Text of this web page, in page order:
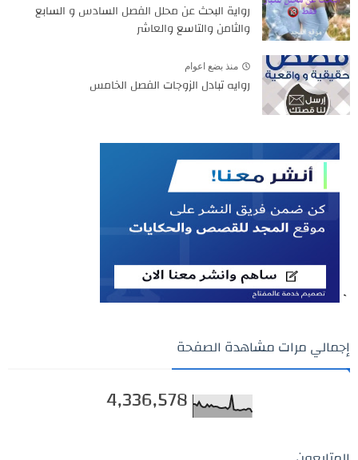
رواية البحث عن محلل الفصل السادس و السابع
والثامن والتاسع والعاشر
منذ بضع اعوام
روايه تبادل الزوجات الفصل الخامس
`
إجمالي مرات مشاهدة الصفحة
4,336,578